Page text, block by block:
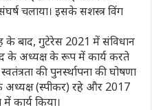
चलाया। इसके सशस्त्र विंग
के बाद, गुटेरेस 2021 में संविधान
के अध्यक्ष के रूप में कार्य करते
की पुनर्स्थापना की घोषणा
(स्पीकर) रहे और 2017
कार्य किया।